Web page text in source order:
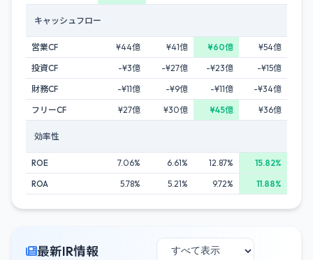
キャッシュフロー
営業CF ¥44億 ¥41億 ¥60億
¥54億
投資CF
-¥3億 -¥27億 -¥23億
-¥15億
財務CF
-¥11億 -¥9億 -¥11億
-¥34億
フリーCF
¥27億 ¥30億 ¥45億 ¥36億
効率性
ROE 7.06% 6.61% 12.87%
15.82%
ROA
5.78% 5.21% 9.72% 11.88%
最新IR情報